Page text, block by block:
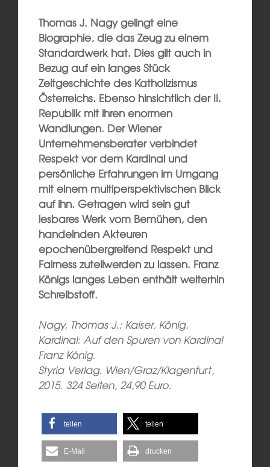
Thomas J. Nagy gelingt eine
Biographie, die das Zeug zu einem
Standardwerk hat. Dies gilt auch in
Bezug auf ein langes Stück
Zeitgeschichte des Katholizismus
Österreichs. Ebenso hinsichtlich der II.
Republik mit ihren enormen
Wandlungen. Der Wiener
Unternehmensberater verbindet
Respekt vor dem Kardinal und
persönliche Erfahrungen im Umgang
mit einem multiperspektivischen Blick
auf ihn. Getragen wird sein gut
lesbares Werk vom Bemühen, den
handelnden Akteuren
epochenübergreifend Respekt und
Fairness zuteilwerden zu lassen. Franz
Königs langes Leben enthält weiterhin
Schreibstoff.
Nagy, Thomas J.; Kaiser, König,
Kardinal: Auf den Spuren von Kardinal
Franz König.
Styria Verlag. Wien/Graz/Klagenfurt,
2015. 324 Seiten, 24,90 Euro.
teilen teilen
E-Mail drucken